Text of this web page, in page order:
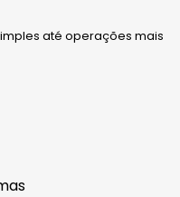
até operações mais